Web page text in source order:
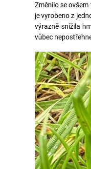
Změnilo se
je vyrobeno z
výrazně snížila
vůbec